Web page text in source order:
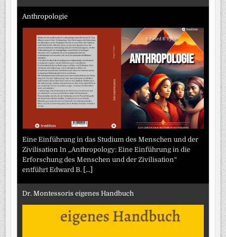
Anthropologie
Eine Einführung in das Studium des Menschen und der
Zivilisation In „Anthropology: Eine Einführung in die
Erforschung des Menschen und der Zivilisation“
entführt Edward B. [...]
Dr. Montessoris eigenes Handbuch